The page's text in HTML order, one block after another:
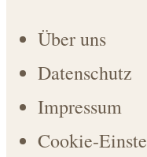
Über uns
Datenschutz
Impressum
Cookie-